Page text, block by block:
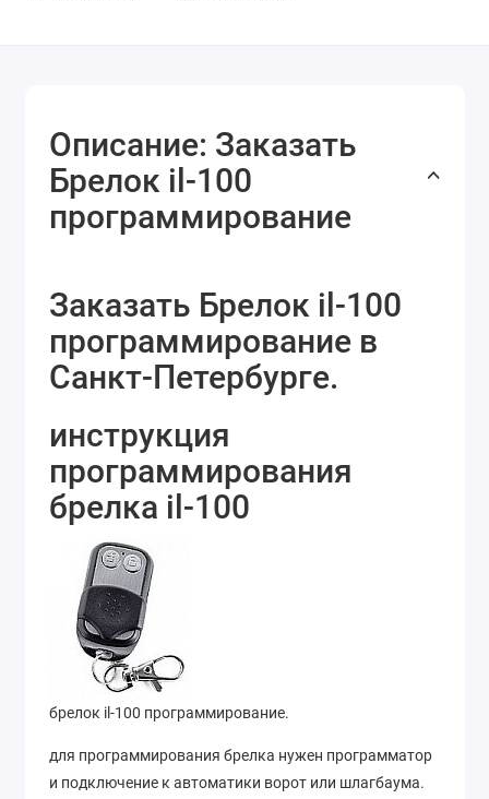
Описание: Заказать
Брелок il-100
программирование
Заказать Брелок il-100
программирование в
Санкт-Петербурге.
инструкция
программирования
брелка il-100
брелок il-100 программирование.
для программирования брелка нужен программатор
и подключение к автоматики ворот или шлагбаума.